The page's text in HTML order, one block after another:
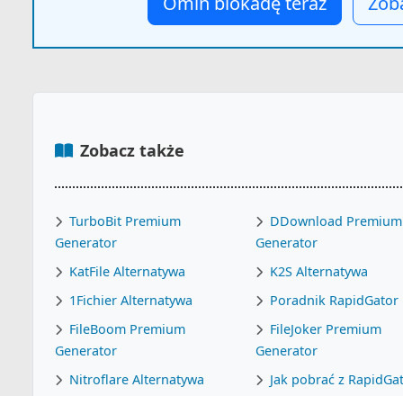
Zobacz także
TurboBit Premium
Generator
KatFile Alternatywa
1Fichier Alternatywa
FileBoom Premium
Generator
Nitroflare Alternatywa
DDownload Premium
Generator
K2S Alternatywa
Poradnik RapidGator
FileJoker Premium
Generator
Jak pobrać z